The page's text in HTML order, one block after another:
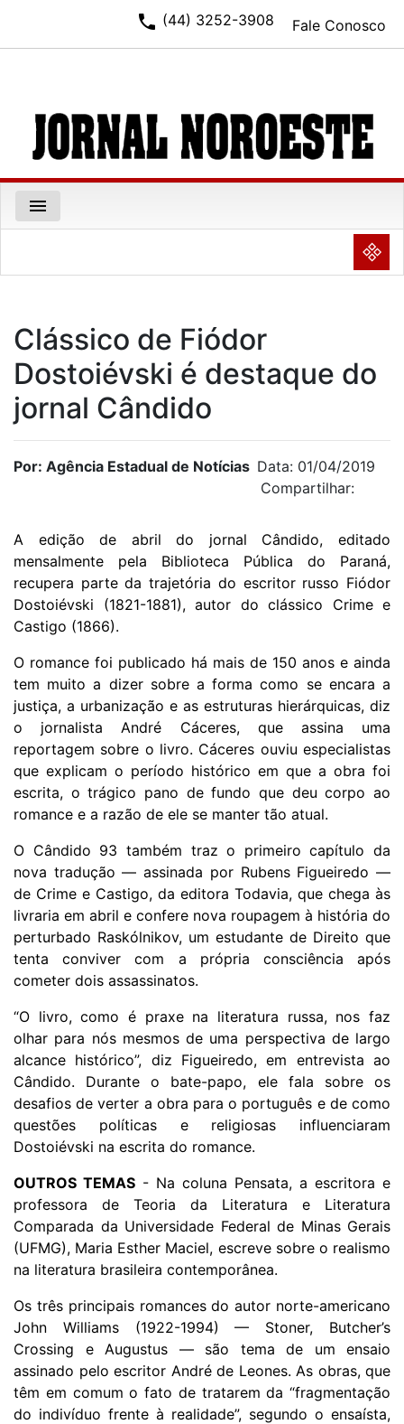
Fale Conosco
phone (44) 3252-3908
menu
NULL
Clássico de Fiódor
Dostoiévski é destaque do
jornal Cândido
Por: Agência Estadual de Notícias Data: 01/04/2019
Compartilhar:
A edição de abril do jornal Cândido, editado
mensalmente pela Biblioteca Pública do Paraná,
recupera parte da trajetória do escritor russo Fiódor
Dostoiévski (1821-1881), autor do clássico Crime e
Castigo (1866).
O romance foi publicado há mais de 150 anos e ainda
tem muito a dizer sobre a forma como se encara a
justiça, a urbanização e as estruturas hierárquicas, diz
o jornalista André Cáceres, que assina uma
reportagem sobre o livro. Cáceres ouviu especialistas
que explicam o período histórico em que a obra foi
escrita, o trágico pano de fundo que deu corpo ao
romance e a razão de ele se manter tão atual.
O Cândido 93 também traz o primeiro capítulo da
nova tradução — assinada por Rubens Figueiredo —
de Crime e Castigo, da editora Todavia, que chega às
livraria em abril e confere nova roupagem à história do
perturbado Raskólnikov, um estudante de Direito que
tenta conviver com a própria consciência após
cometer dois assassinatos.
“O livro, como é praxe na literatura russa, nos faz
olhar para nós mesmos de uma perspectiva de largo
alcance histórico”, diz Figueiredo, em entrevista ao
Cândido. Durante o bate-papo, ele fala sobre os
desafios de verter a obra para o português e de como
questões políticas e religiosas influenciaram
Dostoiévski na escrita do romance.
OUTROS TEMAS - Na coluna Pensata, a escritora e
professora de Teoria da Literatura e Literatura
Comparada da Universidade Federal de Minas Gerais
(UFMG), Maria Esther Maciel, escreve sobre o realismo
na literatura brasileira contemporânea.
Os três principais romances do autor norte-americano
John Williams (1922-1994) — Stoner, Butcher’s
Crossing e Augustus — são tema de um ensaio
assinado pelo escritor André de Leones. As obras, que
têm em comum o fato de tratarem da “fragmentação
do indivíduo frente à realidade”, segundo o ensaísta,